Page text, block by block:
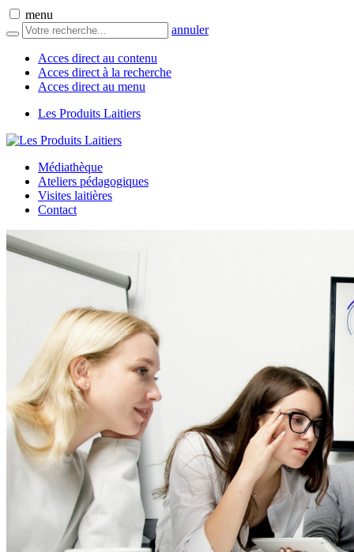
menu
annuler
Acces direct au contenu
Acces direct à la recherche
Acces direct au menu
Les Produits Laitiers
Médiathèque
Ateliers pédagogiques
Visites laitières
Contact